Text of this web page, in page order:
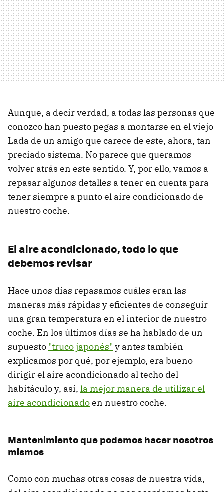
Aunque, a decir verdad, a todas las personas que
conozco han puesto pegas a montarse en el viejo
Lada de un amigo que carece de este, ahora, tan
preciado sistema. No parece que queramos
volver atrás en este sentido. Y, por ello, vamos a
repasar algunos detalles a tener en cuenta para
tener siempre a punto el aire condicionado de
nuestro coche.
El aire acondicionado, todo lo que
debemos revisar
Hace unos días repasamos cuáles eran las
maneras más rápidas y eficientes de conseguir
una gran temperatura en el interior de nuestro
coche. En los últimos días se ha hablado de un
supuesto "truco japonés" y antes también
explicamos por qué, por ejemplo, era bueno
dirigir el aire acondicionado al techo del
habitáculo y, así, la mejor manera de utilizar el
aire acondicionadoen nuestro coche.
Mantenimiento que podemos hacer nosotros
mismos
Como con muchas otras cosas de nuestra vida,